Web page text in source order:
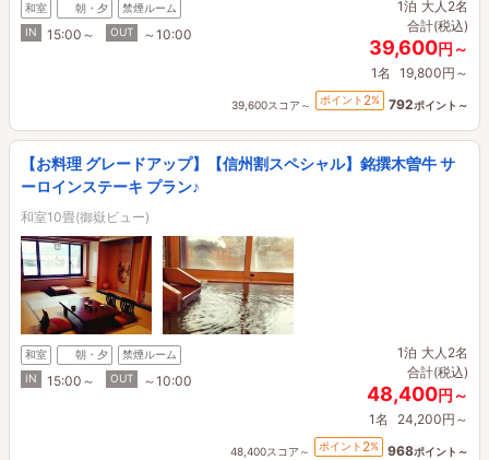
和室 朝・夕
禁煙ルーム
IN
15:00～ OUT ～10:00
1泊 大人2名
合計(税込)
39,600円～
1名 19,800円～
39,600スコア～ ポイント 2% 792ポイント～
【お料理 グレードアップ】【信州割スペシャル】銘撰木曽牛 サ
ーロインステーキ プラン♪
和室10畳(御嶽ビュー)
和室 朝・夕
禁煙ルーム
IN
15:00～ OUT ～10:00
1泊 大人2名
合計(税込)
48,400円～
1名 24,200円～
48,400スコア～ ポイント 2% 968ポイント～